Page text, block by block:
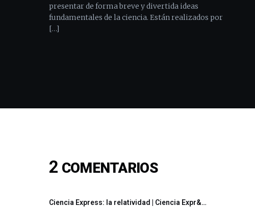
presentar de forma breve y divertida ideas
fundamentales de la ciencia. Están realizados por
[…]
2 COMENTARIOS
Ciencia Express: la relatividad | Ciencia Expr&…